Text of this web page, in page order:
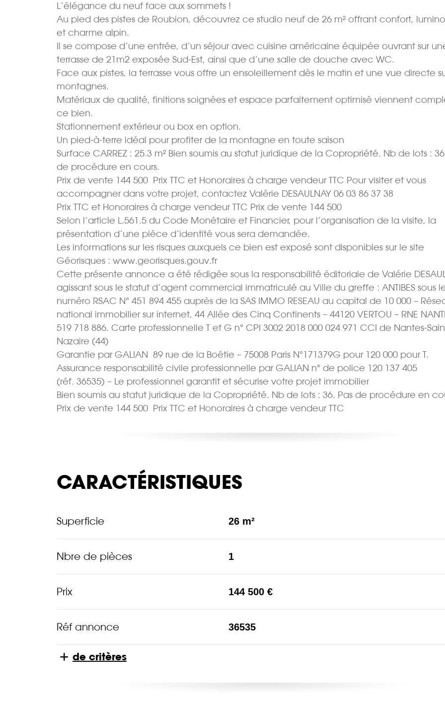
L’élégance du neuf face aux sommets !
Au pied des pistes de Roubion, découvrez ce studio neuf de 26 m² offrant confort,
et charme alpin.
Il se compose d’une entrée, d’un séjour avec cuisine américaine équipée ouvrant sur
terrasse de 21m2 exposée Sud-Est, ainsi que d’une salle de douche avec WC.
Face aux pistes, la terrasse vous offre un ensoleillement dès le matin et une vue directe
montagnes.
Matériaux de qualité, finitions soignées et espace parfaitement optimisé viennent
ce bien.
Stationnement extérieur ou box en option.
Un pied-à-terre idéal pour profiter de la montagne en toute saison
Surface CARREZ : 25.3 m² Bien soumis au statut juridique de la Copropriété. Nb de lots :
de procédure en cours.
Prix de vente 144 500  Prix TTC et Honoraires à charge vendeur TTC Pour visiter et vous
accompagner dans votre projet, contactez Valérie DESAULNAY 06 03 86 37 38
Prix TTC et Honoraires à charge vendeur TTC Prix de vente 144 500 
Selon l’article L.561.5 du Code Monétaire et Financier, pour l’organisation de la visite, la
présentation d’une pièce d’identité vous sera demandée.
Les informations sur les risques auxquels ce bien est exposé sont disponibles sur le site
Géorisques : www.georisques.gouv.fr
Cette présente annonce a été rédigée sous la responsabilité éditoriale de Valérie
agissant sous le statut d’agent commercial immatriculé au Ville du greffe : ANTIBES sous
numéro RSAC N° 451 894 455 auprès de la SAS IMMO RESEAU au capital de 10 000 –
national immobilier sur internet, 44 Allée des Cinq Continents – 44120 VERTOU – RNE
519 718 886. Carte professionnelle T et G n° CPI 3002 2018 000 024 971 CCI de Nantes-
Nazaire (44)
Garantie par GALIAN  89 rue de la Boétie – 75008 Paris N°171379G pour 120 000 pour T.
Assurance responsabilité civile professionnelle par GALIAN n° de police 120 137 405
(réf. 36535) – Le professionnel garantit et sécurise votre projet immobilier
Bien soumis au statut juridique de la Copropriété. Nb de lots : 36. Pas de procédure en
Prix de vente 144 500  Prix TTC et Honoraires à charge vendeur TTC
CARACTÉRISTIQUES
Superficie 26 m²
Nbre de pièces 1
Prix 144 500 €
Réf annonce 36535
de critères